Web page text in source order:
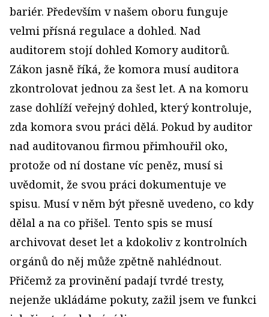
bariér. Především v našem oboru funguje
velmi přísná regulace a dohled. Nad
auditorem stojí dohled Komory auditorů.
Zákon jasně říká, že komora musí auditora
zkontrolovat jednou za šest let. A na komoru
zase dohlíží veřejný dohled, který kontroluje,
zda komora svou práci dělá. Pokud by auditor
nad auditovanou firmou přimhouřil oko,
protože od ní dostane víc peněz, musí si
uvědomit, že svou práci dokumentuje ve
spisu. Musí v něm být přesně uvedeno, co kdy
dělal a na co přišel. Tento spis se musí
archivovat deset let a kdokoliv z kontrolních
orgánů do něj může zpětně nahlédnout.
Přičemž za provinění padají tvrdé tresty,
nejenže ukládáme pokuty, zažil jsem ve funkci